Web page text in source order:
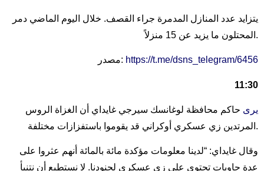
يتزايد عدد المنازل المدمرة جراء القصف. خلال اليوم الماضي دمر
المحتلون ما يزيد عن 15 منزلاً.
مصدر: https://t.me/dsns_telegram/6456
11:30
يرى حاكم محافظة لوغانسك سيرجي غايداي أن الغزاة الروس
المرتدين زي عسكري أوكراني قد يقوموا باستفزازات مختلفة.
وقال غايداي: “لدينا معلومات مؤكدة مائة بالمائة أنهم عثروا على
عدة حاويات تحتوي على زي عسكري لجنودنا. لا نستطيع أن نتنبأ